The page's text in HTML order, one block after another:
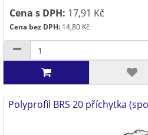
Cena s DPH: 17,91 Kč
Cena bez DPH: 14,80 Kč
Polyprofil BRS 20 příchytka